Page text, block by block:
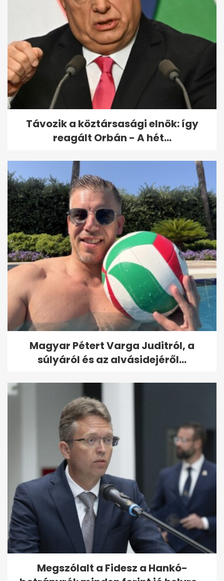
Távozik a köztársasági elnök: így
reagált Orbán - A hét...
Magyar Pétert Varga Juditról, a
súlyáról és az alvásidejéről...
Megszólalt a Fidesz a Hankó-